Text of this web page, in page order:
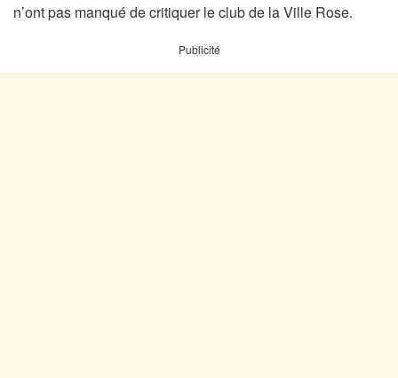
n’ont pas manqué de critiquer le club de la Ville Rose.
Publicité